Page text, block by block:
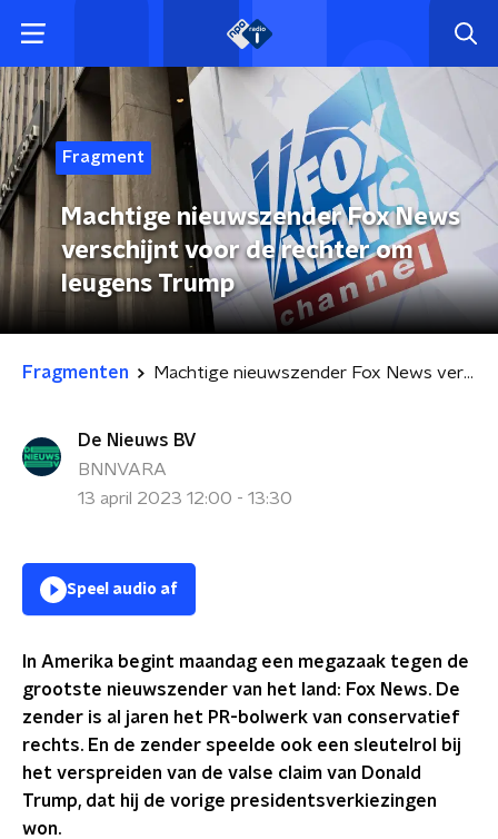
Fragment
Machtige nieuwszender Fox News
verschijnt voor de rechter om
leugens Trump
Fragmenten Machtige nieuwszender Fox News verschijnt voor de rechter om leugens Trump
De Nieuws BV
BNNVARA
13 april 2023 12:00 - 13:30
Speel audio af
In Amerika begint maandag een megazaak tegen de
grootste nieuwszender van het land: Fox News. De
zender is al jaren het PR-bolwerk van conservatief
rechts. En de zender speelde ook een sleutelrol bij
het verspreiden van de valse claim van Donald
Trump, dat hij de vorige presidentsverkiezingen
won.